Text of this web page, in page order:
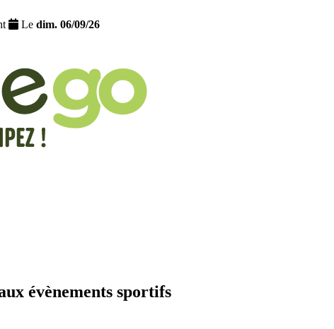
Le dim. 06/09/26
évènements sportifs